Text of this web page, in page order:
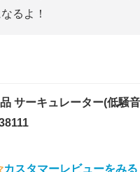
るよ！
サーキュレーター(低騒
カスタマーレビューをみる